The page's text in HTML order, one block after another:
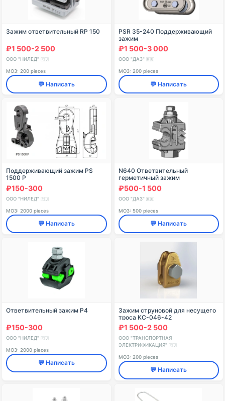
Зажим ответвительный RP 150
₽1 500-2 500
ООО "НИЛЕД" 🇷🇺
МОЗ: 200 pieces
💬 Написать
PSR 35-240 Поддерживающий
зажим
₽1 500-3 000
ООО "ДАЗ" 🇷🇺
МОЗ: 200 pieces
💬 Написать
Поддерживающий зажим PS
1500 P
₽150-300
ООО "НИЛЕД" 🇷🇺
МОЗ: 2000 pieces
💬 Написать
N640 Ответвительный
герметичный зажим
₽500-1 500
ООО "ДАЗ" 🇷🇺
МОЗ: 500 pieces
💬 Написать
Ответвительный зажим P4
₽150-300
ООО "НИЛЕД" 🇷🇺
МОЗ: 2000 pieces
💬 Написать
Зажим струновой для несущего
троса КС-046-42
₽1 500-2 500
ООО "ТРАНСПОРТНАЯ
ЭЛЕКТРИФИКАЦИЯ"
🇷🇺
МОЗ: 200 pieces
💬 Написать